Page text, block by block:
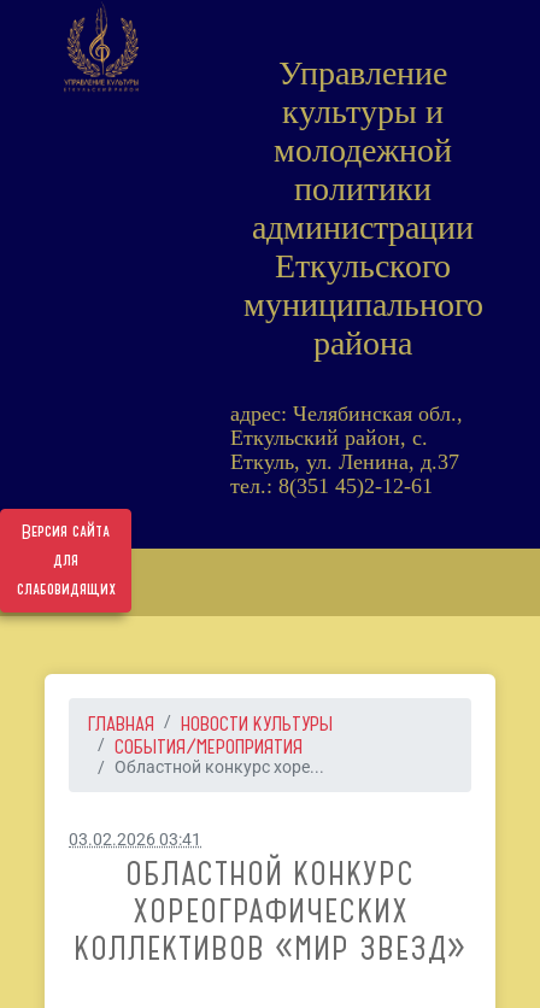
Версия сайта
для
слабовидящих
Управление
культуры и
молодежной
политики
администрации
Еткульского
муниципального
района
адрес: Челябинская обл.,
Еткульский район, с.
Еткуль, ул. Ленина, д.37
тел.: 8(351 45)2-12-61
ГЛАВНАЯ
НОВОСТИ КУЛЬТУРЫ
СОБЫТИЯ/МЕРОПРИЯТИЯ
Областной конкурс хоре...
03.02.2026 03:41
ОБЛАСТНОЙ КОНКУРС
ХОРЕОГРАФИЧЕСКИХ
КОЛЛЕКТИВОВ «МИР ЗВЕЗД»